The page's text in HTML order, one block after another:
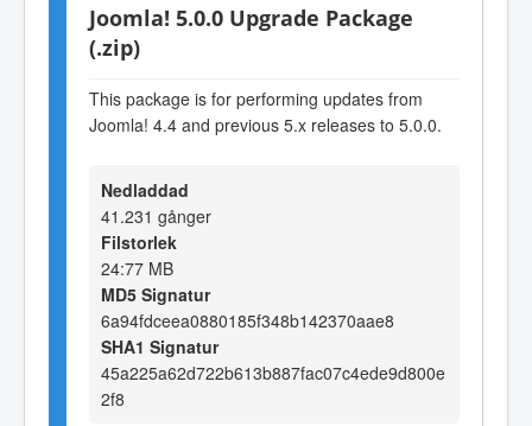
Joomla! 5.0.0 Upgrade Package
(.zip)
This package is for performing updates from
Joomla! 4.4 and previous 5.x releases to 5.0.0.
Nedladdad
41.231 gånger
Filstorlek
24:77 MB
MD5 Signatur
6a94fdceea0880185f348b142370aae8
SHA1 Signatur
45a225a62d722b613b887fac07c4ede9d800e
2f8